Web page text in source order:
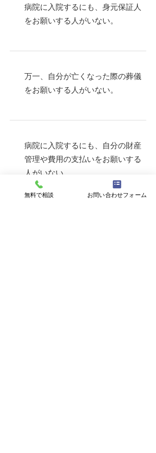
病院に入院するにも、身元保証人
をお願いする人がいない。
万一、自分が亡くなった際の葬儀
をお願いする人がいない。
病院に入院するにも、自分の財産
管理や費用の支払いをお願いする
人がいない。
無料で相談 お問い合わせフォーム